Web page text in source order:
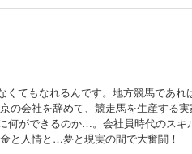
くてもなれるんです。地方競馬であれ
の会社を辞めて、競走馬を生産する
何ができるのか…。会社員時代のスキ
と人情と…夢と現実の間で大奮闘！
― 28
。地方競馬であれば「サラリーマン馬主
戻ってきた明希子28歳。今の自分に何が
馬とお金と人情と…夢と現実の間で大
― 29